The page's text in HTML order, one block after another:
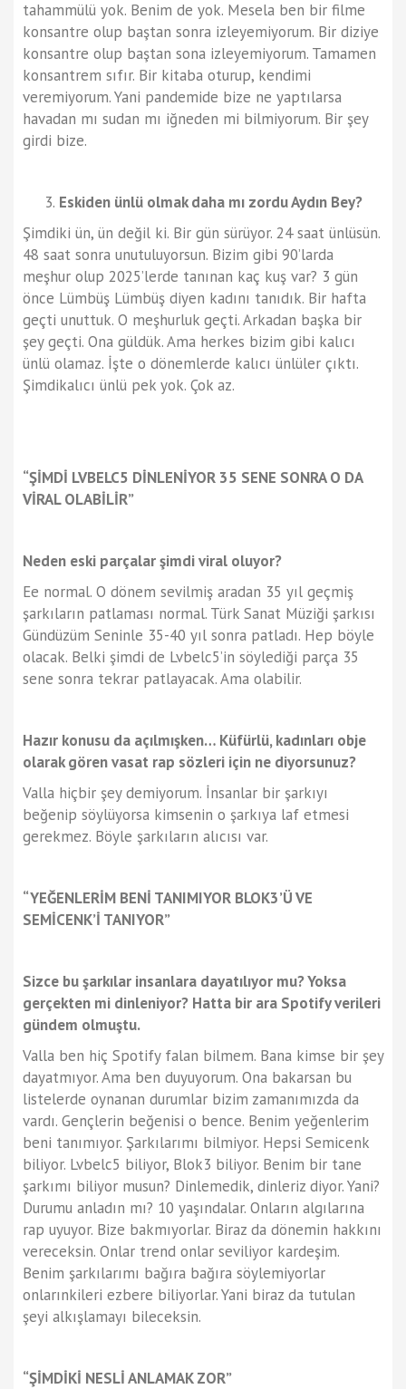
tahammülü yok. Benim de yok. Mesela ben bir filme
konsantre olup baştan sonra izleyemiyorum. Bir diziye
konsantre olup baştan sona izleyemiyorum. Tamamen
konsantrem sıfır. Bir kitaba oturup, kendimi
veremiyorum. Yani pandemide bize ne yaptılarsa
havadan mı sudan mı iğneden mi bilmiyorum. Bir şey
girdi bize.
Eskiden ünlü olmak daha mı zordu Aydın Bey?
Şimdiki ün, ün değil ki. Bir gün sürüyor. 24 saat ünlüsün.
48 saat sonra unutuluyorsun. Bizim gibi 90’larda
meşhur olup 2025’lerde tanınan kaç kuş var? 3 gün
önce Lümbüş Lümbüş diyen kadını tanıdık. Bir hafta
geçti unuttuk. O meşhurluk geçti. Arkadan başka bir
şey geçti. Ona güldük. Ama herkes bizim gibi kalıcı
ünlü olamaz. İşte o dönemlerde kalıcı ünlüler çıktı.
Şimdikalıcı ünlü pek yok. Çok az.
“ŞİMDİ LVBELC5 DİNLENİYOR 35 SENE SONRA O DA
VİRAL OLABİLİR”
Neden eski parçalar şimdi viral oluyor?
Ee normal. O dönem sevilmiş aradan 35 yıl geçmiş
şarkıların patlaması normal. Türk Sanat Müziği şarkısı
Gündüzüm Seninle 35-40 yıl sonra patladı. Hep böyle
olacak. Belki şimdi de Lvbelc5’in söylediği parça 35
sene sonra tekrar patlayacak. Ama olabilir.
Hazır konusu da açılmışken… Küfürlü, kadınları obje
olarak gören vasat rap sözleri için ne diyorsunuz?
Valla hiçbir şey demiyorum. İnsanlar bir şarkıyı
beğenip söylüyorsa kimsenin o şarkıya laf etmesi
gerekmez. Böyle şarkıların alıcısı var.
“YEĞENLERİM BENİ TANIMIYOR BLOK3’Ü VE
SEMİCENK’İ TANIYOR”
Sizce bu şarkılar insanlara dayatılıyor mu? Yoksa
gerçekten mi dinleniyor? Hatta bir ara Spotify verileri
gündem olmuştu.
Valla ben hiç Spotify falan bilmem. Bana kimse bir şey
dayatmıyor. Ama ben duyuyorum. Ona bakarsan bu
listelerde oynanan durumlar bizim zamanımızda da
vardı. Gençlerin beğenisi o bence. Benim yeğenlerim
beni tanımıyor. Şarkılarımı bilmiyor. Hepsi Semicenk
biliyor. Lvbelc5 biliyor, Blok3 biliyor. Benim bir tane
şarkımı biliyor musun? Dinlemedik, dinleriz diyor. Yani?
Durumu anladın mı? 10 yaşındalar. Onların algılarına
rap uyuyor. Bize bakmıyorlar. Biraz da dönemin hakkını
vereceksin. Onlar trend onlar seviliyor kardeşim.
Benim şarkılarımı bağıra bağıra söylemiyorlar
onlarınkileri ezbere biliyorlar. Yani biraz da tutulan
şeyi alkışlamayı bileceksin.
“ŞİMDİKİ NESLİ ANLAMAK ZOR”